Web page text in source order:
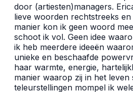
door (artiesten)managers.
lieve woorden rechtstreeks
manier kon ik geen woord
schoot ik vol. Geen idee
ik heb meerdere ideeën
unieke en beschaafde
haar warmte, energie,
manier waarop zij in het leven
teleurstellingen mompel ik